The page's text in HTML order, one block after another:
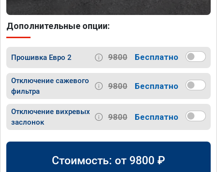
Дополнительные опции:
Прошивка Евро 2 9800 Бесплатно
Отключение сажевого
фильтра
9800 Бесплатно
Отключение вихревых
заслонок
9800 Бесплатно
Стоимость: от 9800 ₽